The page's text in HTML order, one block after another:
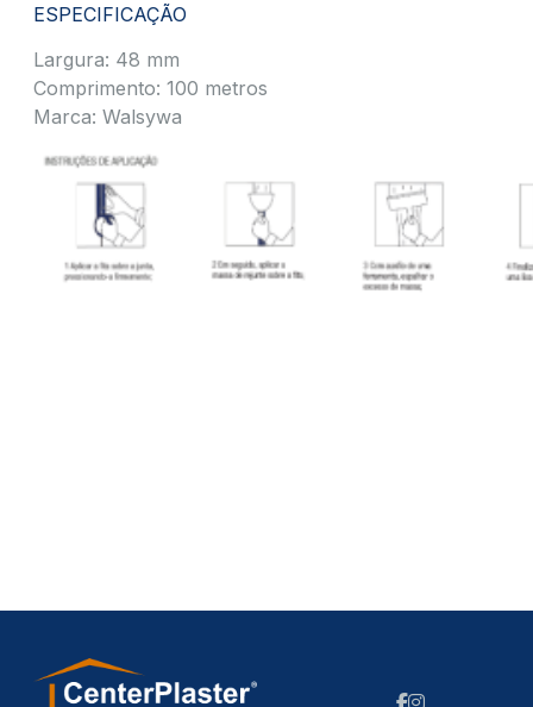
ESPECIFICAÇÃO
Largura: 48 mm
Comprimento: 100 metros
Marca: Walsywa